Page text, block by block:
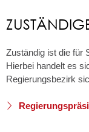
Zuständig ist die für
Hierbei handelt es
Regierungsbezirk